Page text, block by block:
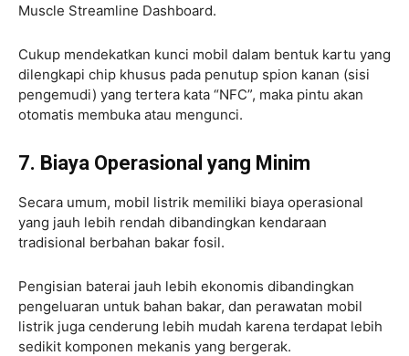
Muscle Streamline Dashboard.
Cukup mendekatkan kunci mobil dalam bentuk kartu yang
dilengkapi chip khusus pada penutup spion kanan (sisi
pengemudi) yang tertera kata “NFC”, maka pintu akan
otomatis membuka atau mengunci.
7. Biaya Operasional yang Minim
Secara umum, mobil listrik memiliki biaya operasional
yang jauh lebih rendah dibandingkan kendaraan
tradisional berbahan bakar fosil.
Pengisian baterai jauh lebih ekonomis dibandingkan
pengeluaran untuk bahan bakar, dan perawatan mobil
listrik juga cenderung lebih mudah karena terdapat lebih
sedikit komponen mekanis yang bergerak.